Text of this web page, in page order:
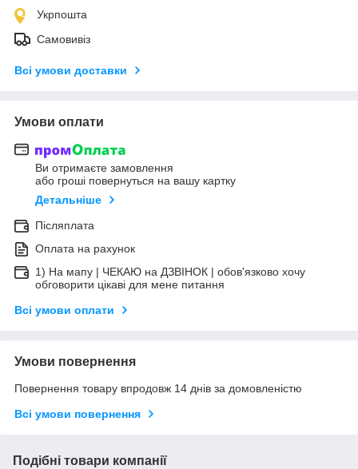
Укрпошта
Самовивіз
Всі умови доставки
Умови оплати
Ви отримаєте замовлення
або гроші повернуться на вашу картку
Детальніше
Післяплата
Оплата на рахунок
1) На мапу | ЧЕКАЮ на ДЗВІНОК | обов'язково хочу
обговорити цікаві для мене питання
Всі умови оплати
Умови повернення
Повернення товару впродовж 14 днів за домовленістю
Всі умови повернення
Подібні товари компанії